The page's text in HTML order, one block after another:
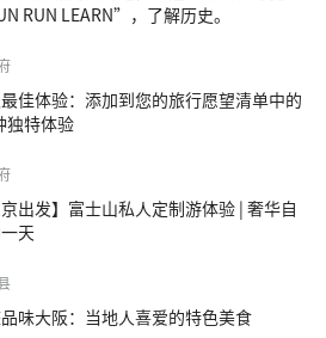
RUN LEARN”，了解历史。
佳体验：添加到您的旅行愿望清单中的
独特体验
京出发】富士山私人定制游体验 | 奢华自
天
味大阪：当地人喜爱的特色美食